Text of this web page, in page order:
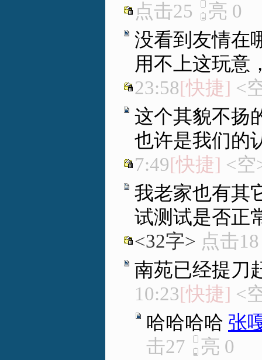
点击25
亮 0
没看到友情在
用不上这玩意
23:58[快捷] <
这个其貌不扬
也许是我们的
7:49[快捷] <
我老家也有其
试测试是否正
<32字> 点击
南苑已经提刀
10:23[快捷] <
哈哈哈哈 张
击27
亮 0